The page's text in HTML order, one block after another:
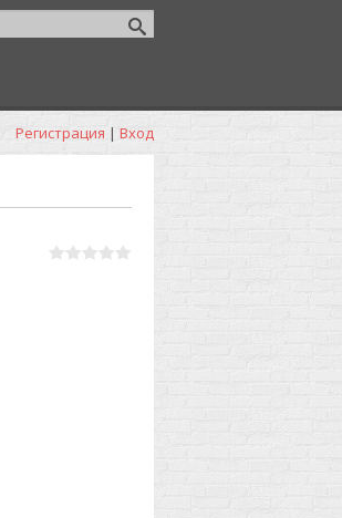
Регистрация | Вход